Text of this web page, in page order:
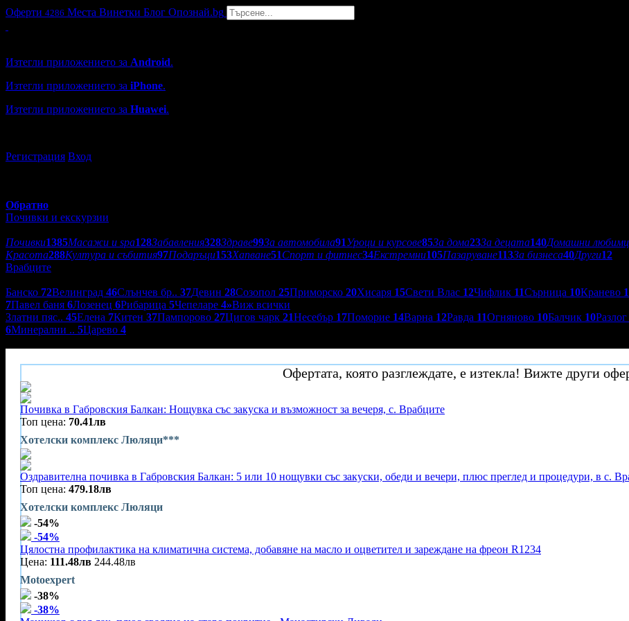
Оферти 4286 Места Винетки Блог Опознай.bg
Изтегли приложението за Android.
Изтегли приложението за iPhone.
Изтегли приложението за Huawei.
Регистрация Вход
Обратно
Почивки и екскурзии
Почивки1385Масажи и spa128Забавления328Здраве99За автомобила91Уроци и курсове85За дома23За децата140Домашни
Красота288Култура и събития97Подаръци153Хапване51Спорт и фитнес34Екстремни105Пазаруване113За бизнеса40Други12
Врабците
Банско 72Велинград 46Слънчев бр.. 37Девин 28Созопол 25Приморско 20Хисаря 15Свети Влас 12Чифлик 11Сърница 10Кранево
7Павел баня 6Лозенец 6Рибарица 5Чепеларе 4»Виж всички
Златни пяс.. 45Елена 7Китен 37Пампорово 27Цигов чарк 21Несебър 17Поморие 14Варна 12Равда 11Огняново 10Балчик 10Разлог
6Минерални .. 5Царево 4
Офертата, която разглеждате, е изтекла! Вижте други
Почивка в Габровския Балкан: Нощувка със закуска и възможност за вечеря, с. Врабците
Топ цена: 70.41лв
Хотелски комплекс Люляци***
Оздравителна почивка в Габровския Балкан: 5 или 10 нощувки със закуски, обеди и вечери, плюс преглед и процедури, в с.
Топ цена: 479.18лв
Хотелски комплекс Люляци
-54%
-54%
Цялостна профилактика на климатична система, добавяне на масло и оцветител и зареждане на фреон R1234
Цена: 111.48лв 244.48лв
Motoexpert
-38%
-38%